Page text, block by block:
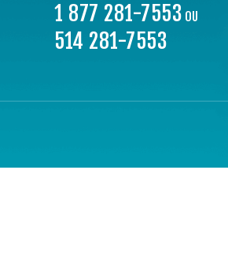
1 877 281-7553 OU
514 281-7553